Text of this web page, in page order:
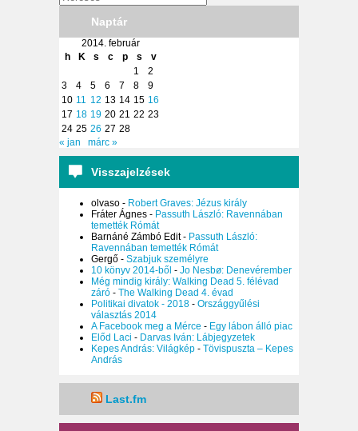
Naptár
2014. február
h
K s c p s
v
1
2
3
4 5 6 7 8
9
10 11 12 13 14 15 16
17 18 19 20 21 22 23
24 25 26 27 28
« jan
márc »
Visszajelzések
olvaso - Robert Graves: Jézus király
Fráter Ágnes - Passuth László: Ravennában
temették Rómát
Barnáné Zámbó Edit- Passuth László:
Ravennában temették Rómát
Gergő - Szabjuk személyre
10 könyv 2014-ből - Jo Nesbø: Denevérember
Még mindig király: Walking Dead 5. félévad
záró - The Walking Dead 4. évad
Politikai divatok - 2018 - Országgyűlési
választás 2014
A Facebook meg a Mérce - Egy lábon álló piac
Előd Laci - Darvas Iván: Lábjegyzetek
Kepes András: Világkép - Tövispuszta – Kepes
András
Last.fm